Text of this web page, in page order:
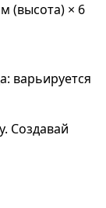
(высота) × 6
варьируется
Создавай